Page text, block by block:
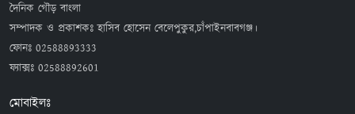
দৈনিক গৌড় বাংলা
সম্পাদক ও প্রকাশকঃ হাসিব হোসেন বেলেপুকুর,চাঁপাইনবাবগঞ্জ।
ফোনঃ 02588893333
ফ্যাক্সঃ 02588892601
মোবাইলঃ